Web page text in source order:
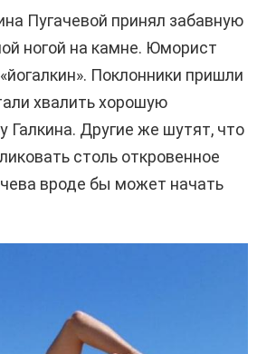
Пугачевой принял забавную
ногой на камне. Юморист
Поклонники пришли
хвалить хорошую
Галкина. Другие же шутят, что
столь откровенное
вроде бы может начать